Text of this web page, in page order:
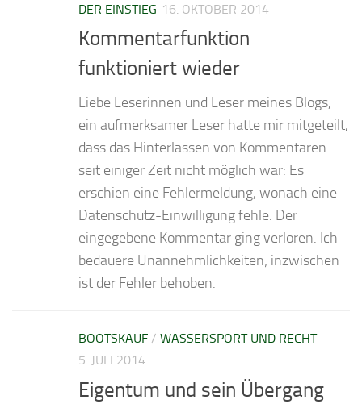
DER EINSTIEG 16. OKTOBER 2014
Kommentarfunktion
funktioniert wieder
Liebe Leserinnen und Leser meines Blogs,
ein aufmerksamer Leser hatte mir mitgeteilt,
dass das Hinterlassen von Kommentaren
seit einiger Zeit nicht möglich war: Es
erschien eine Fehlermeldung, wonach eine
Datenschutz-Einwilligung fehle. Der
eingegebene Kommentar ging verloren. Ich
bedauere Unannehmlichkeiten; inzwischen
ist der Fehler behoben.
BOOTSKAUF / WASSERSPORT UND RECHT
5. JULI 2014
Eigentum und sein Übergang